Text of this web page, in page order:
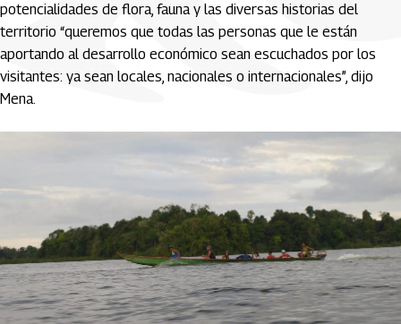
potencialidades de flora, fauna y las diversas historias del
territorio “queremos que todas las personas que le están
aportando al desarrollo económico sean escuchados por los
visitantes: ya sean locales, nacionales o internacionales”, dijo
Mena.